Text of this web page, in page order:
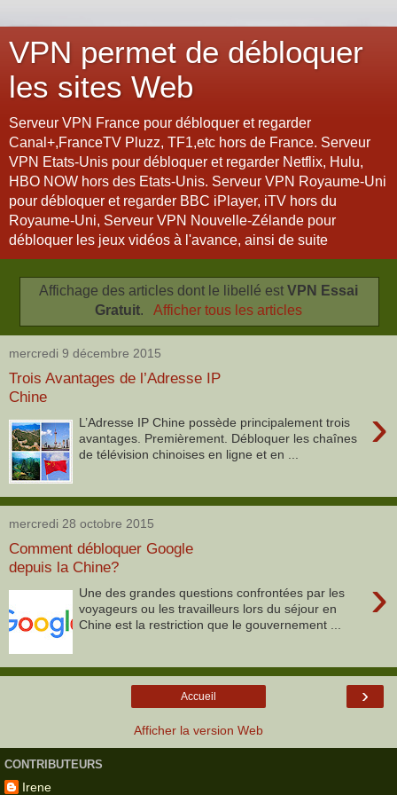
VPN permet de débloquer
les sites Web
Serveur VPN France pour débloquer et regarder
Canal+,FranceTV Pluzz, TF1,etc hors de France. Serveur
VPN Etats-Unis pour débloquer et regarder Netflix, Hulu,
HBO NOW hors des Etats-Unis. Serveur VPN Royaume-Uni
pour débloquer et regarder BBC iPlayer, iTV hors du
Royaume-Uni, Serveur VPN Nouvelle-Zélande pour
débloquer les jeux vidéos à l'avance, ainsi de suite
Affichage des articles dont le libellé est VPN Essai
Gratuit. Afficher tous les articles
mercredi 9 décembre 2015
Trois Avantages de l’Adresse IP
Chine
›
L’Adresse IP Chine possède principalement trois
avantages. Premièrement. Débloquer les chaînes
de télévision chinoises en ligne et en ...
mercredi 28 octobre 2015
Comment débloquer Google
depuis la Chine?
›
Une des grandes questions confrontées par les
voyageurs ou les travailleurs lors du séjour en
Chine est la restriction que le gouvernement ...
›
Accueil
Afficher la version Web
CONTRIBUTEURS
Irene